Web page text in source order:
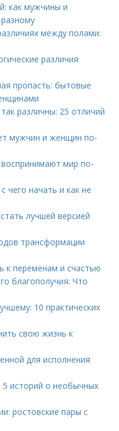
как мужчины и
между полами:
различия
пропасть: бытовые
различны: 25 отличий
мужчин и женщин по-
мир по-
чего начать и как не
лучшей версией
трансформации
к переменам и счастью
благополучия: Что
10 практических
свою жизнь к
для исполнения
5 историй о необычных
ростовские пары с